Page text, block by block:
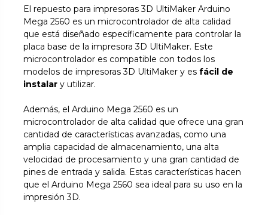
El repuesto para impresoras 3D UltiMaker Arduino
Mega 2560 es un microcontrolador de alta calidad
que está diseñado específicamente para controlar la
placa base de la impresora 3D UltiMaker. Este
microcontrolador es compatible con todos los
modelos de impresoras 3D UltiMaker y es fácil de
instalar y utilizar.
Además, el Arduino Mega 2560 es un
microcontrolador de alta calidad que ofrece una gran
cantidad de características avanzadas, como una
amplia capacidad de almacenamiento, una alta
velocidad de procesamiento y una gran cantidad de
pines de entrada y salida. Estas características hacen
que el Arduino Mega 2560 sea ideal para su uso en la
impresión 3D.